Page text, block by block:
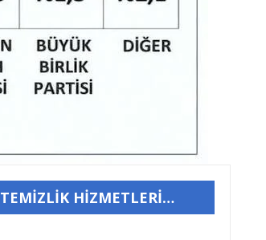
TEMİZLİK HİZMETLERİ…